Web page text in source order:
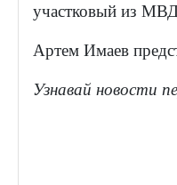
участковый из
Артем Имаев
Узнавай новости